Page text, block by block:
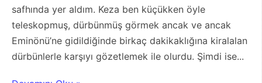
safhında yer aldım. Keza ben küçükken öyle
teleskopmuş, dürbünmüş görmek ancak ve ancak
Eminönü’ne gidildiğinde birkaç dakikaklığına kiralalan
dürbünlerle karşıyı gözetlemek ile olurdu. Şimdi ise...